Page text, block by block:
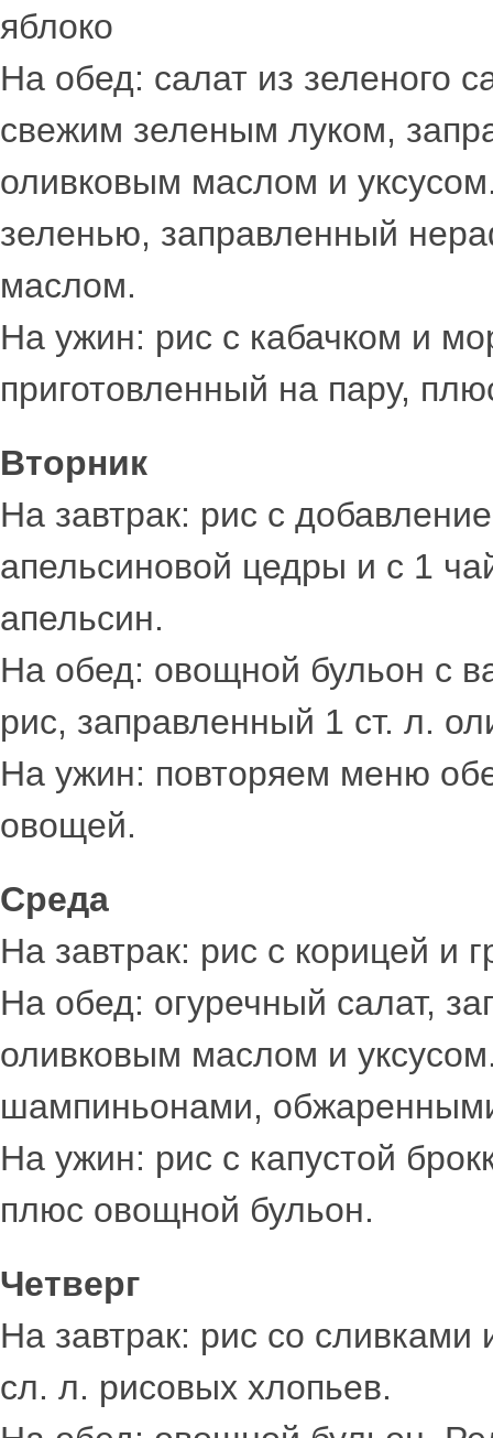
яблоко
На обед: салат из зеленого
свежим зеленым луком,
оливковым маслом и
зеленью, заправленный
маслом.
На ужин: рис с кабачком и
приготовленный на пару,
Вторник
На завтрак: рис с
апельсиновой цедры и с 1
апельсин.
На обед: овощной бульон с
рис, заправленный 1 ст. л.
На ужин: повторяем меню
овощей.
Среда
На завтрак: рис с корицей и
На обед: огуречный салат,
оливковым маслом и
шампиньонами,
На ужин: рис с капустой
плюс овощной бульон.
Четверг
На завтрак: рис со
сл. л. рисовых хлопьев.